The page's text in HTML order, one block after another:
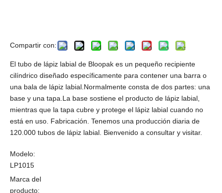
Compartir con:
El tubo de lápiz labial de Bloopak es un pequeño recipiente
cilíndrico diseñado específicamente para contener una barra o
una bala de lápiz labial.Normalmente consta de dos partes: una
base y una tapa.La base sostiene el producto de lápiz labial,
mientras que la tapa cubre y protege el lápiz labial cuando no
está en uso. Fabricación. Tenemos una producción diaria de
120.000 tubos de lápiz labial. Bienvenido a consultar y visitar.
Modelo:
LP1015
Marca del
producto: